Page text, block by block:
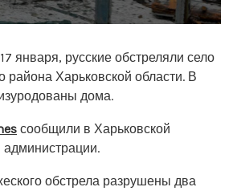
января, русские обстреляли село
района Харьковской области. В
дома.
сообщили в Харьковской
администрации.
обстрела разрушены два